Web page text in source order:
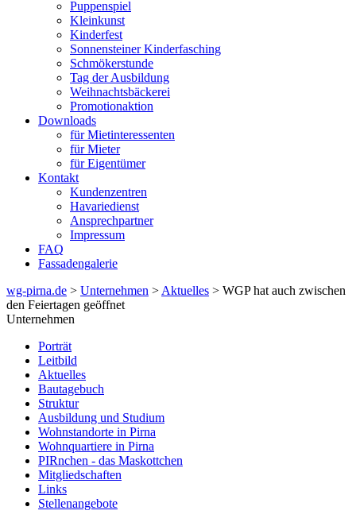
Puppenspiel
Kleinkunst
Kinderfest
Sonnensteiner Kinderfasching
Schmökerstunde
Tag der Ausbildung
Weihnachtsbäckerei
Promotionaktion
Downloads
für Mietinteressenten
für Mieter
für Eigentümer
Kontakt
Kundenzentren
Havariedienst
Ansprechpartner
Impressum
FAQ
Fassadengalerie
wg-pirna.de > Unternehmen > Aktuelles > WGP hat auch zwischen
den Feiertagen geöffnet
Unternehmen
Porträt
Leitbild
Aktuelles
Bautagebuch
Struktur
Ausbildung und Studium
Wohnstandorte in Pirna
Wohnquartiere in Pirna
PIRnchen - das Maskottchen
Mitgliedschaften
Links
Stellenangebote